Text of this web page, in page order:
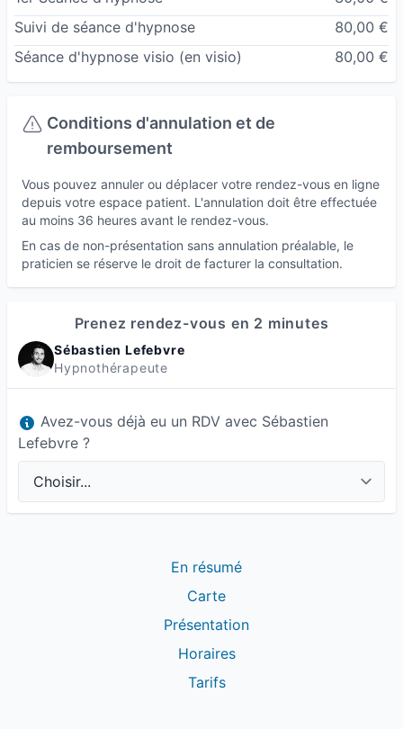
Consultant/formateur en relations humaines et
communication avec Paul Pyronnet Institut
Hypnothérapeutes
Suivi de séance d'hypnose
80,00 €
Séance d'hypnose visio (en visio) 80,00 €
Conditions d'annulation et de
remboursement
Vous pouvez annuler ou déplacer votre rendez-vous en ligne
depuis votre espace patient. L'annulation doit être effectuée
au moins 36 heures avant le rendez-vous.
En cas de non-présentation sans annulation préalable, le
praticien se réserve le droit de facturer la consultation.
Prenez rendez-vous en 2 minutes
Sébastien Lefebvre
Hypnothérapeute
Avez-vous déjà eu un RDV avec Sébastien
Lefebvre ?
En résumé
Carte
Présentation
Horaires
Tarifs